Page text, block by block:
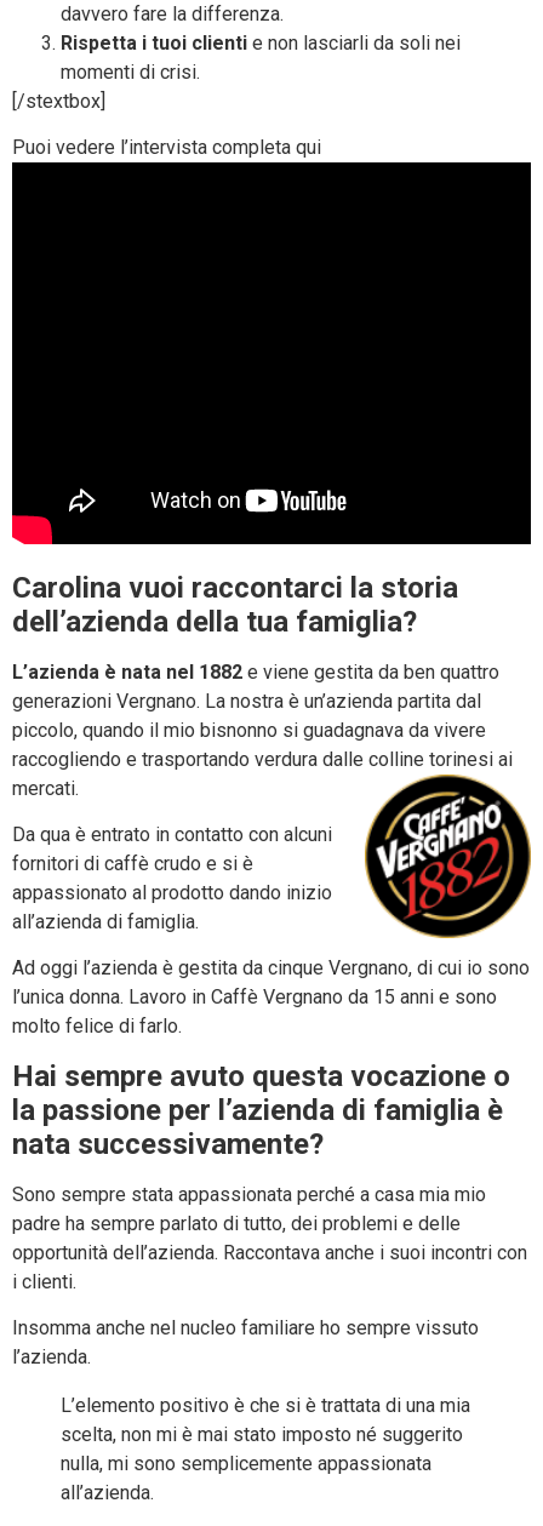
davvero fare la differenza.
Rispetta i tuoi clienti e non lasciarli da soli nei
momenti di crisi.
[/stextbox]
Puoi vedere l’intervista completa qui
Carolina vuoi raccontarci la storia
dell’azienda della tua famiglia?
L’azienda è nata nel 1882 e viene gestita da ben quattro
generazioni Vergnano. La nostra è un’azienda partita dal
piccolo, quando il mio bisnonno si guadagnava da vivere
raccogliendo e trasportando verdura dalle colline torinesi ai
mercati.
Da qua è entrato in contatto con alcuni
fornitori di caffè crudo e si è
appassionato al prodotto dando inizio
all’azienda di famiglia.
Ad oggi l’azienda è gestita da cinque Vergnano, di cui io sono
l’unica donna. Lavoro in Caffè Vergnano da 15 anni e sono
molto felice di farlo.
Hai sempre avuto questa vocazione o
la passione per l’azienda di famiglia è
nata successivamente?
Sono sempre stata appassionata perché a casa mia mio
padre ha sempre parlato di tutto, dei problemi e delle
opportunità dell’azienda. Raccontava anche i suoi incontri con
i clienti.
Insomma anche nel nucleo familiare ho sempre vissuto
l’azienda.
L’elemento positivo è che si è trattata di una mia
scelta, non mi è mai stato imposto né suggerito
nulla, mi sono semplicemente appassionata
all’azienda.